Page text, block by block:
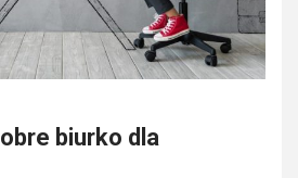
biurko dla